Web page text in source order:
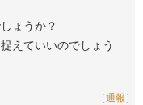
ょうか？
えていいのでしょう
［通報］